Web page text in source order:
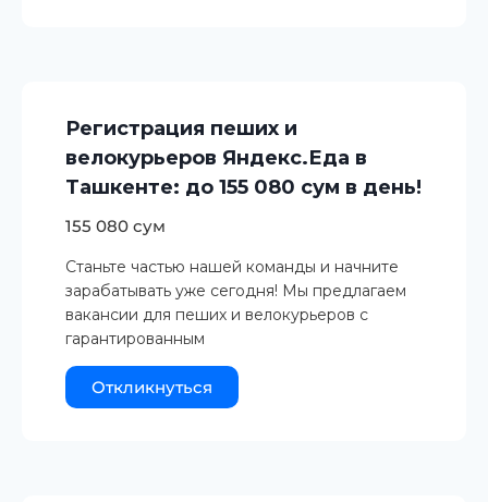
Регистрация пеших и
велокурьеров Яндекс.Еда в
Ташкенте: до 155 080 сум в день!
155 080 сум
Станьте частью нашей команды и начните
зарабатывать уже сегодня! Мы предлагаем
вакансии для пеших и велокурьеров с
гарантированным
Откликнуться